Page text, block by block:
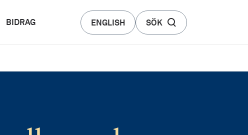
BIDRAG ENGLISH SÖK